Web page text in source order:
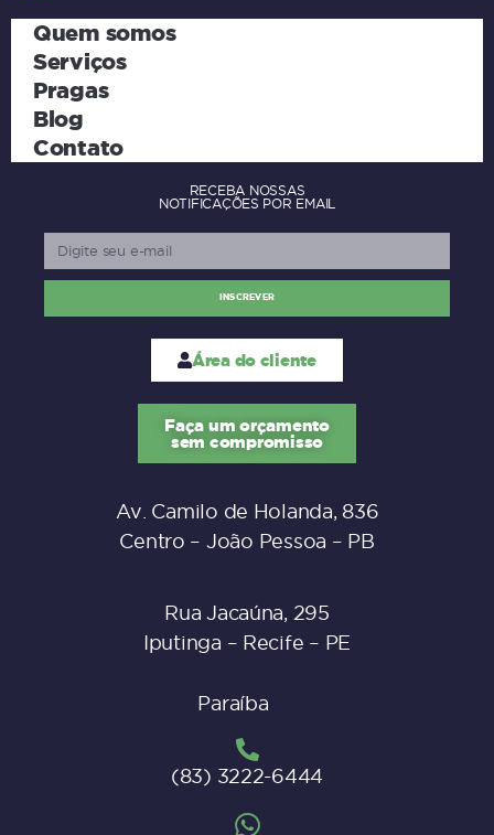
Quem somos
Serviços
Pragas
Blog
Contato
RECEBA NOSSAS
NOTIFICAÇÕES POR EMAIL
INSCREVER
Área do cliente
Faça um orçamento
sem compromisso
Av. Camilo de Holanda, 836
Centro – João Pessoa – PB
Rua Jacaúna, 295
Iputinga – Recife – PE
Paraíba
(83) 3222-6444